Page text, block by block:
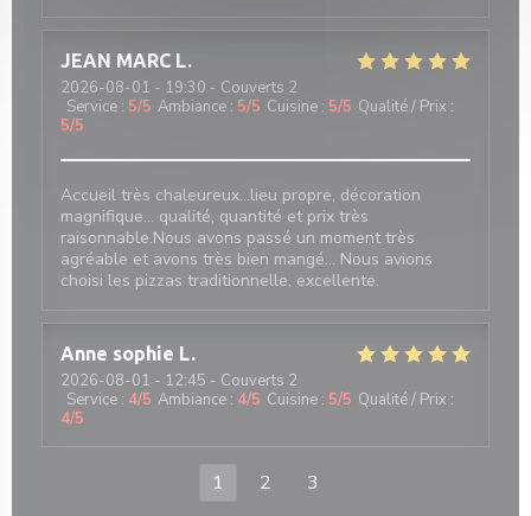
JEAN MARC L
2026-08-01 - 19:30 - Couverts 2
Service : 5/5 Ambiance : 5/5 Cuisine : 5/5 Qualité / Prix :
5/5
Accueil très chaleureux...lieu propre, décoration
magnifique... qualité, quantité et prix très
raisonnable.Nous avons passé un moment très
agréable et avons très bien mangé... Nous avions
choisi les pizzas traditionnelle, excellente.
Anne sophie L
2026-08-01 - 12:45 - Couverts 2
Service : 4/5 Ambiance : 4/5 Cuisine : 5/5 Qualité / Prix :
4/5
1 2 3